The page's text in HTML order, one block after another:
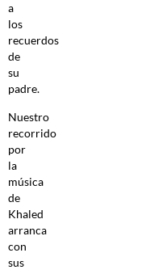
a
los
recuerdos
de
su
padre.
Nuestro
recorrido
por
la
música
de
Khaled
arranca
con
sus